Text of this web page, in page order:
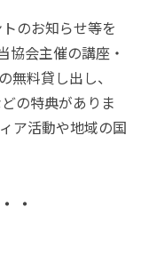
のお知らせ等を
協会主催の講座・
無料貸し出し、
の特典がありま
ア活動や地域の国
・